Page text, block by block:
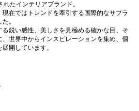
たインテリアブランド。
在ではトレンドを牽引する国際的なサプラ
。
る鋭い感性、美しさを見極める確かな目、そ
、世界中からインスピレーションを集め、個
開しています。